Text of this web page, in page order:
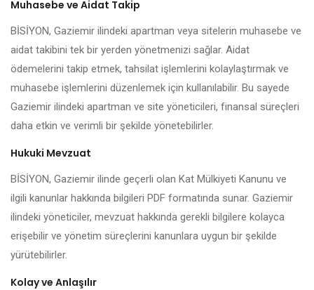
Muhasebe ve Aidat Takip
BİSİYON, Gaziemir ilindeki apartman veya sitelerin muhasebe ve
aidat takibini tek bir yerden yönetmenizi sağlar. Aidat
ödemelerini takip etmek, tahsilat işlemlerini kolaylaştırmak ve
muhasebe işlemlerini düzenlemek için kullanılabilir. Bu sayede
Gaziemir ilindeki apartman ve site yöneticileri, finansal süreçleri
daha etkin ve verimli bir şekilde yönetebilirler.
Hukuki Mevzuat
BİSİYON, Gaziemir ilinde geçerli olan Kat Mülkiyeti Kanunu ve
ilgili kanunlar hakkında bilgileri PDF formatında sunar. Gaziemir
ilindeki yöneticiler, mevzuat hakkında gerekli bilgilere kolayca
erişebilir ve yönetim süreçlerini kanunlara uygun bir şekilde
yürütebilirler.
Kolay ve Anlaşılır